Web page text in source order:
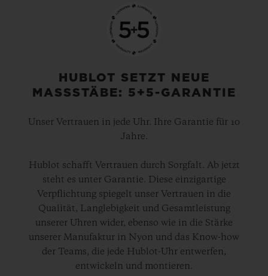
HUBLOT SETZT NEUE
MASSSTÄBE: 5+5-GARANTIE
Unser Vertrauen in jede Uhr. Ihre Garantie für 10
Jahre.
Hublot schafft Vertrauen durch Sorgfalt. Ab jetzt
steht es unter Garantie. Diese einzigartige
Verpflichtung spiegelt unser Vertrauen in die
Qualität, Langlebigkeit und Gesamtleistung
unserer Uhren wider, ebenso wie in die Stärke
unserer Manufaktur in Nyon und das Know-how
der Teams, die jede Hublot-Uhr entwerfen,
entwickeln und montieren.